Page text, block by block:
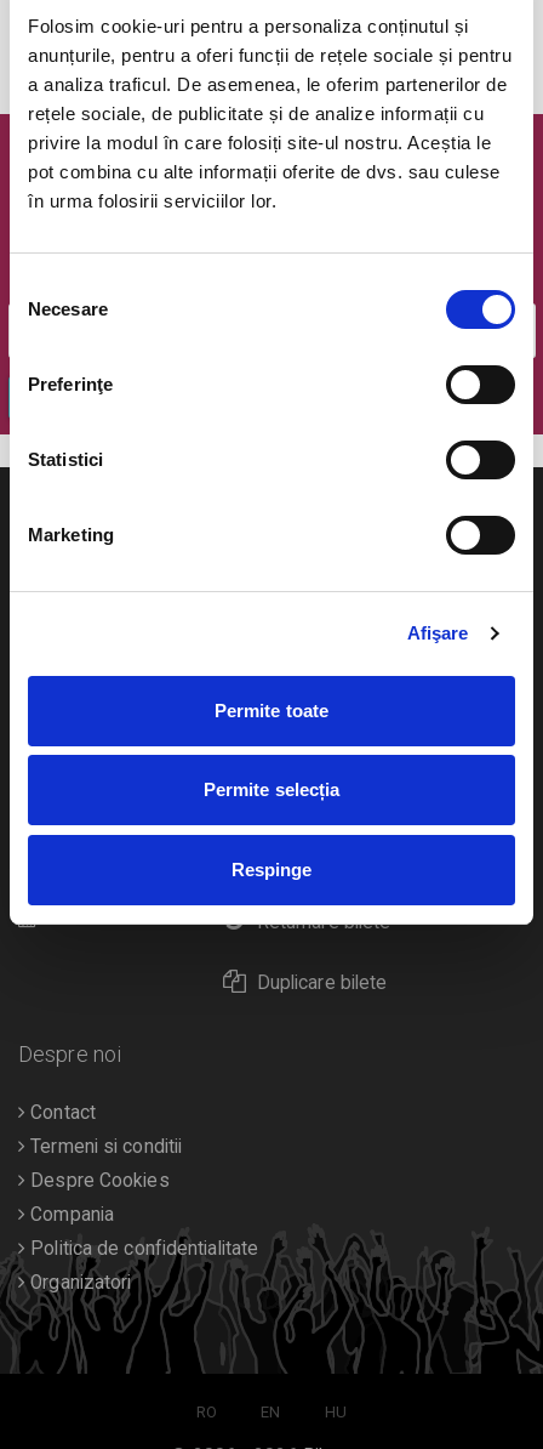
Folosim cookie-uri pentru a personaliza conținutul și
anunțurile, pentru a oferi funcții de rețele sociale și pentru
a analiza traficul. De asemenea, le oferim partenerilor de
rețele sociale, de publicitate și de analize informații cu
privire la modul în care folosiți site-ul nostru. Aceștia le
pot combina cu alte informații oferite de dvs. sau culese
în urma folosirii serviciilor lor.
consimțământului
Necesare
Preferinţe
Statistici
Marketing
Afişare
Permite toate
Permite selecția
Respinge
Evenimentul a expirat.
Newsletter @ Bilete.ro
OK
Cum comand bilete?
eBilet printat acasa
Livrare prin curier
Returnare bilete
Duplicare bilete
Cultura
Calendar
Despre noi
Contact
Termeni si conditii
Despre Cookies
Compania
Politica de confidentialitate
Organizatori
RO EN HU